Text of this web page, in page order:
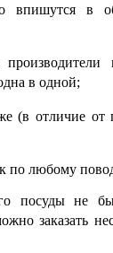
впишутся в
в одной;
(в отличие
по любому
посуды не
заказать